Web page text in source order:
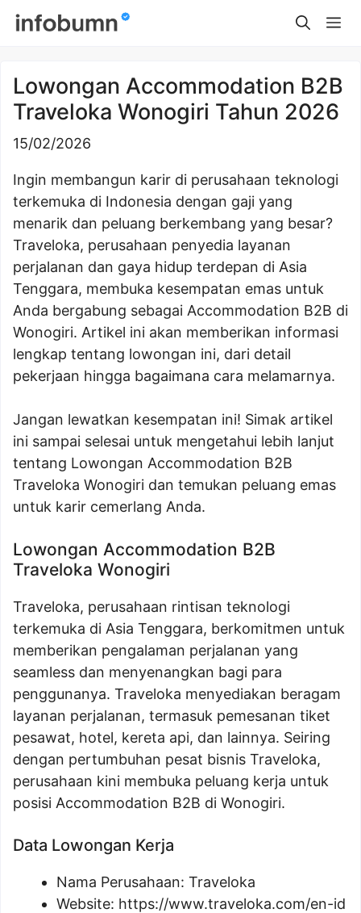
Skip
Lowongan Accommodation B2B
Traveloka Wonogiri Tahun 2026
15/02/2026
Ingin membangun karir di perusahaan teknologi
terkemuka di Indonesia dengan gaji yang
menarik dan peluang berkembang yang besar?
Traveloka, perusahaan penyedia layanan
perjalanan dan gaya hidup terdepan di Asia
Tenggara, membuka kesempatan emas untuk
Anda bergabung sebagai Accommodation B2B di
Wonogiri. Artikel ini akan memberikan informasi
lengkap tentang lowongan ini, dari detail
pekerjaan hingga bagaimana cara melamarnya.
Jangan lewatkan kesempatan ini! Simak artikel
ini sampai selesai untuk mengetahui lebih lanjut
tentang Lowongan Accommodation B2B
Traveloka Wonogiri dan temukan peluang emas
untuk karir cemerlang Anda.
Lowongan Accommodation B2B
Traveloka Wonogiri
Traveloka, perusahaan rintisan teknologi
terkemuka di Asia Tenggara, berkomitmen untuk
memberikan pengalaman perjalanan yang
seamless dan menyenangkan bagi para
penggunanya. Traveloka menyediakan beragam
layanan perjalanan, termasuk pemesanan tiket
pesawat, hotel, kereta api, dan lainnya. Seiring
dengan pertumbuhan pesat bisnis Traveloka,
perusahaan kini membuka peluang kerja untuk
posisi Accommodation B2B di Wonogiri.
Data Lowongan Kerja
Nama Perusahaan: Traveloka
Website: https://www.traveloka.com/en-id